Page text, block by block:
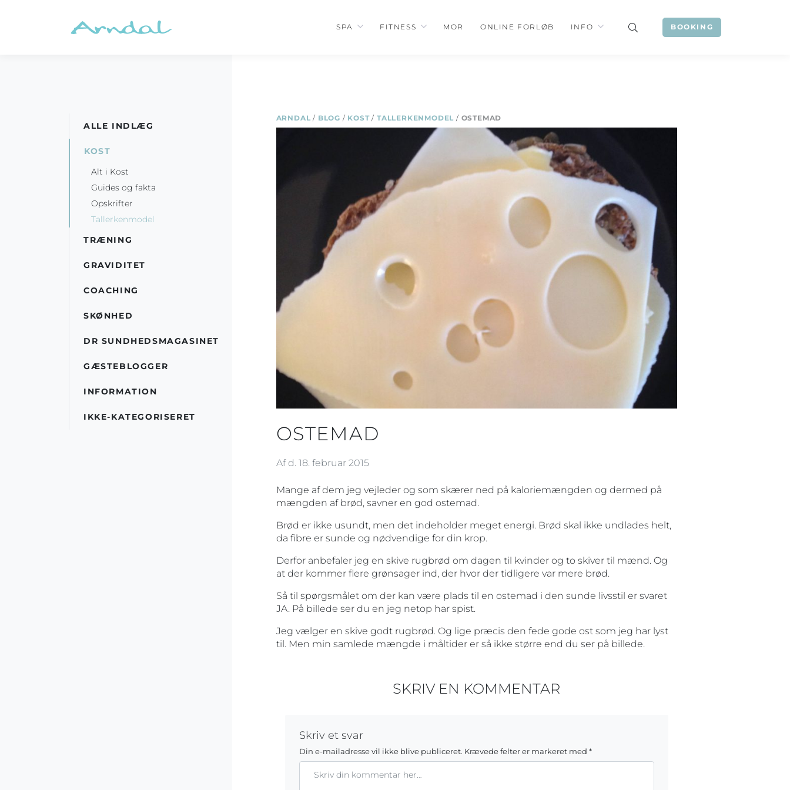
BOOKING
SPA FITNESS MOR ONLINE FORLØB INFO
ARNDAL / BLOG / KOST/ TALLERKENMODEL / OSTEMAD
OSTEMAD
Af d. 18. februar 2015
Mange af dem jeg vejleder og som skærer ned på kaloriemængden og dermed på
mængden af brød, savner en god ostemad.
Brød er ikke usundt, men det indeholder meget energi. Brød skal ikke undlades helt,
da fibre er sunde og nødvendige for din krop.
Derfor anbefaler jeg en skive rugbrød om dagen til kvinder og to skiver til mænd. Og
at der kommer flere grønsager ind, der hvor der tidligere var mere brød.
Så til spørgsmålet om der kan være plads til en ostemad i den sunde livsstil er svaret
JA. På billede ser du en jeg netop har spist.
Jeg vælger en skive godt rugbrød. Og lige præcis den fede gode ost som jeg har lyst
til. Men min samlede mængde i måltider er så ikke større end du ser på billede.
SKRIV EN KOMMENTAR
Skriv et svar
Din e-mailadresse vil ikke blive publiceret. Krævede felter er markeret med *
ALLE INDLÆG
KOST
Alt i Kost
Guides og fakta
Opskrifter
Tallerkenmodel
TRÆNING
GRAVIDITET
COACHING
SKØNHED
DR SUNDHEDSMAGASINET
GÆSTEBLOGGER
INFORMATION
IKKE-KATEGORISERET